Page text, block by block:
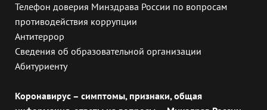
Телефон доверия Минздрава России по вопросам
противодействия коррупции
Антитеррор
Сведения об образовательной организации
Абитуриенту
Коронавирус – симптомы, признаки, общая